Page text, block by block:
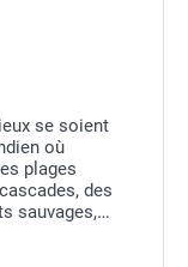
se soient
où
plages
des
sauvages,